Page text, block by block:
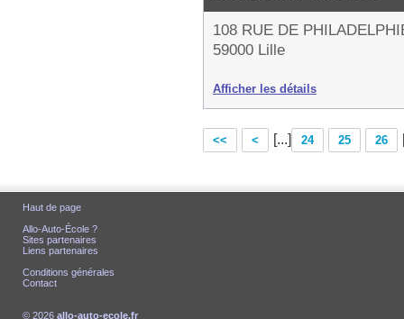
108 RUE DE
59000 Lille
Afficher les détails
<< < [...] 24 25 26
Haut de page
Allo-Auto-École ?
Sites partenaires
Liens partenaires
Conditions générales
Contact
© 2026 allo-auto-ecole.fr